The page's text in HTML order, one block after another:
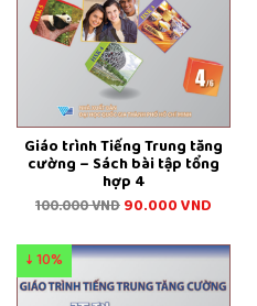
Giáo trình Tiếng Trung tăng
cường – Sách bài tập tổng
hợp 4
100.000VND90.000VND
↓ 10%